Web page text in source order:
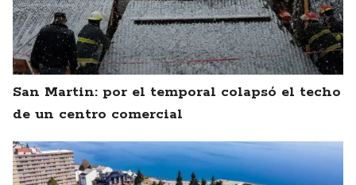
San Martin: por el temporal colapsó el techo
de un centro comercial